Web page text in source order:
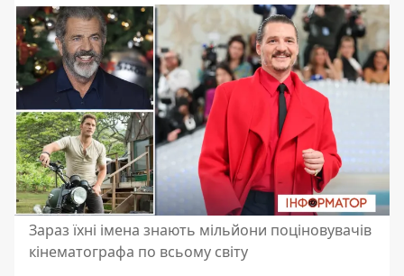
Зараз їхні імена знають мільйони поціновувачів
кінематографа по всьому світу